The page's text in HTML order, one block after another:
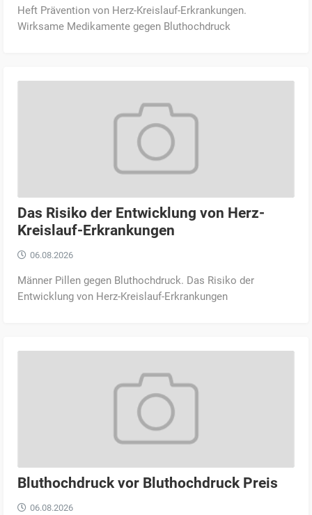
Heft Prävention von Herz-Kreislauf-Erkrankungen.
Wirksame Medikamente gegen Bluthochdruck
Das Risiko der Entwicklung von Herz-
Kreislauf-Erkrankungen
06.08.2026
Männer Pillen gegen Bluthochdruck. Das Risiko der
Entwicklung von Herz-Kreislauf-Erkrankungen
Bluthochdruck vor Bluthochdruck Preis
06.08.2026